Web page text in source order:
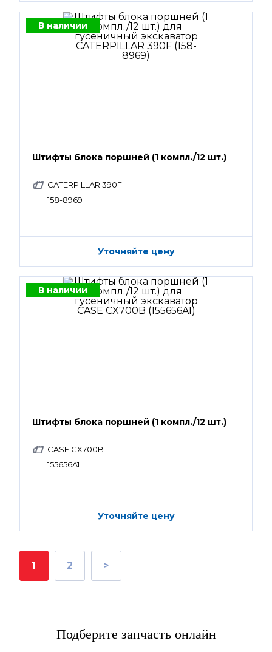
В наличии
Штифты блока поршней (1 компл./12 шт.)
CATERPILLAR 390F
158-8969
Уточняйте цену
В наличии
Штифты блока поршней (1 компл./12 шт.)
CASE CX700B
155656A1
Уточняйте цену
1 2 >
Подберите запчасть онлайн